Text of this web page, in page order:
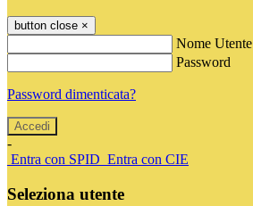
button close ×
Nome Utente
Password
Password dimenticata?
-
Entra con SPID Entra con CIE
Seleziona utente